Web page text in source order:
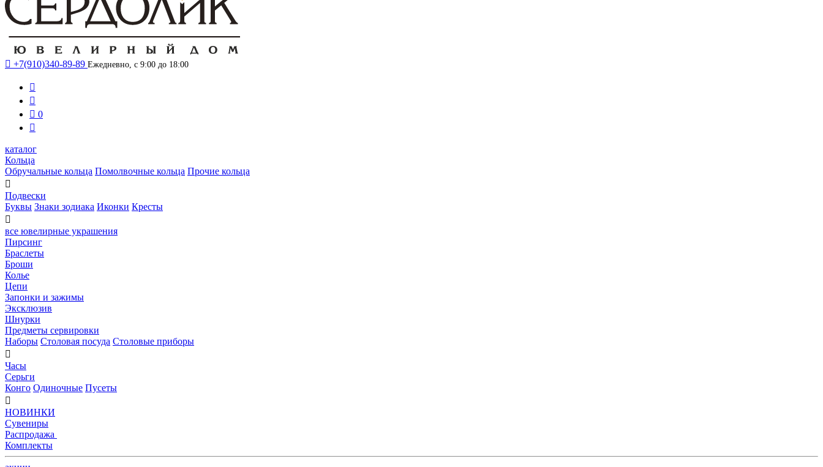
 +7(910)340-89-89 Ежедневно, с 9:00 до 18:00


 0

каталог
Кольца
Обручальные кольца Помолвочные кольца Прочие кольца

Подвески
Буквы Знаки зодиака Иконки Кресты

все ювелирные украшения
Пирсинг
Браслеты
Броши
Колье
Цепи
Запонки и зажимы
Эксклюзив
Шнурки
Предметы сервировки
Наборы Столовая посуда Столовые приборы

Часы
Серьги
Конго Одиночные Пусеты

НОВИНКИ
Сувениры
Распродажа
Комплекты